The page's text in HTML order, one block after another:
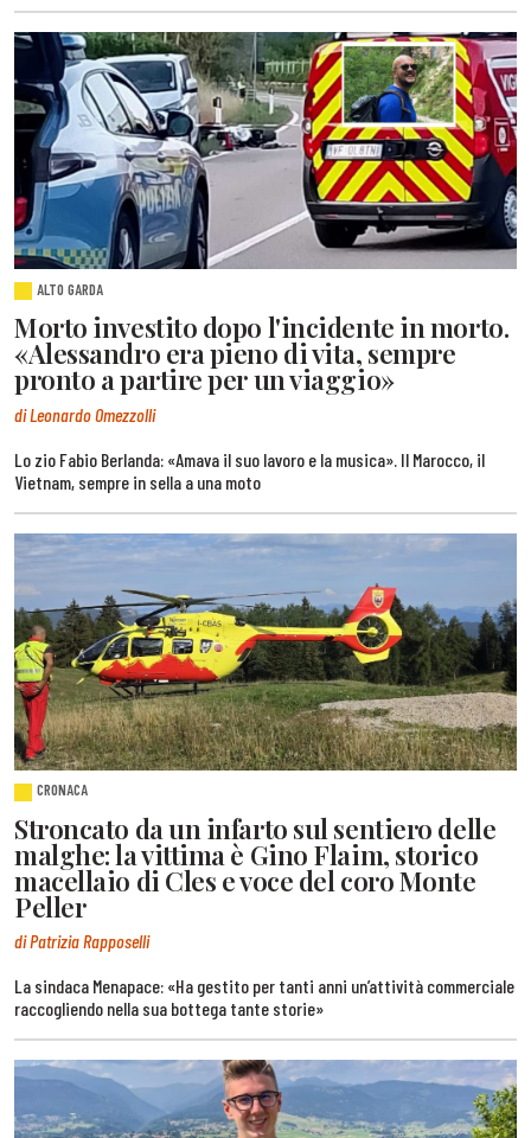
ALTO GARDA
Morto investito dopo l'incidente in morto.
«Alessandro era pieno di vita, sempre
pronto a partire per un viaggio»
di Leonardo Omezzolli
Lo zio Fabio Berlanda: «Amava il suo lavoro e la musica». Il Marocco, il
Vietnam, sempre in sella a una moto
CRONACA
Stroncato da un infarto sul sentiero delle
malghe: la vittima è Gino Flaim, storico
macellaio di Cles e voce del coro Monte
Peller
di Patrizia Rapposelli
La sindaca Menapace: «Ha gestito per tanti anni un’attività commerciale
raccogliendo nella sua bottega tante storie»